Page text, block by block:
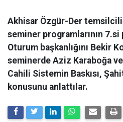
Akhisar Özgür-Der
seminer programlarının 7.si
Oturum başkanlığını Bekir
seminerde Aziz Karaboğa
Cahili Sistemin Baskısı,
konusunu anlattılar.